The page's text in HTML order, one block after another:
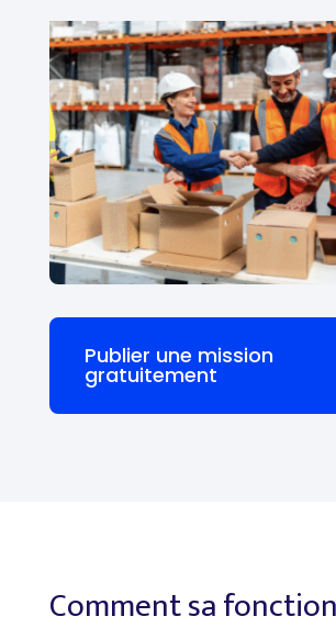
Publier une mission
gratuitement
Commentsa